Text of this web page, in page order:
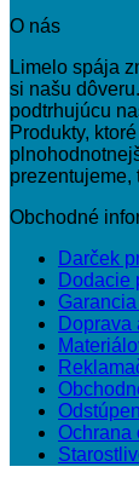
O nás
Limelo spája
si našu
podtrhujúcu
Produkty,
prezentujeme,
Obchodné
Darček
Dodacie
Doprava
Ochrana